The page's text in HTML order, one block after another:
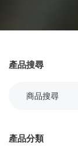
產品搜尋
產品分類